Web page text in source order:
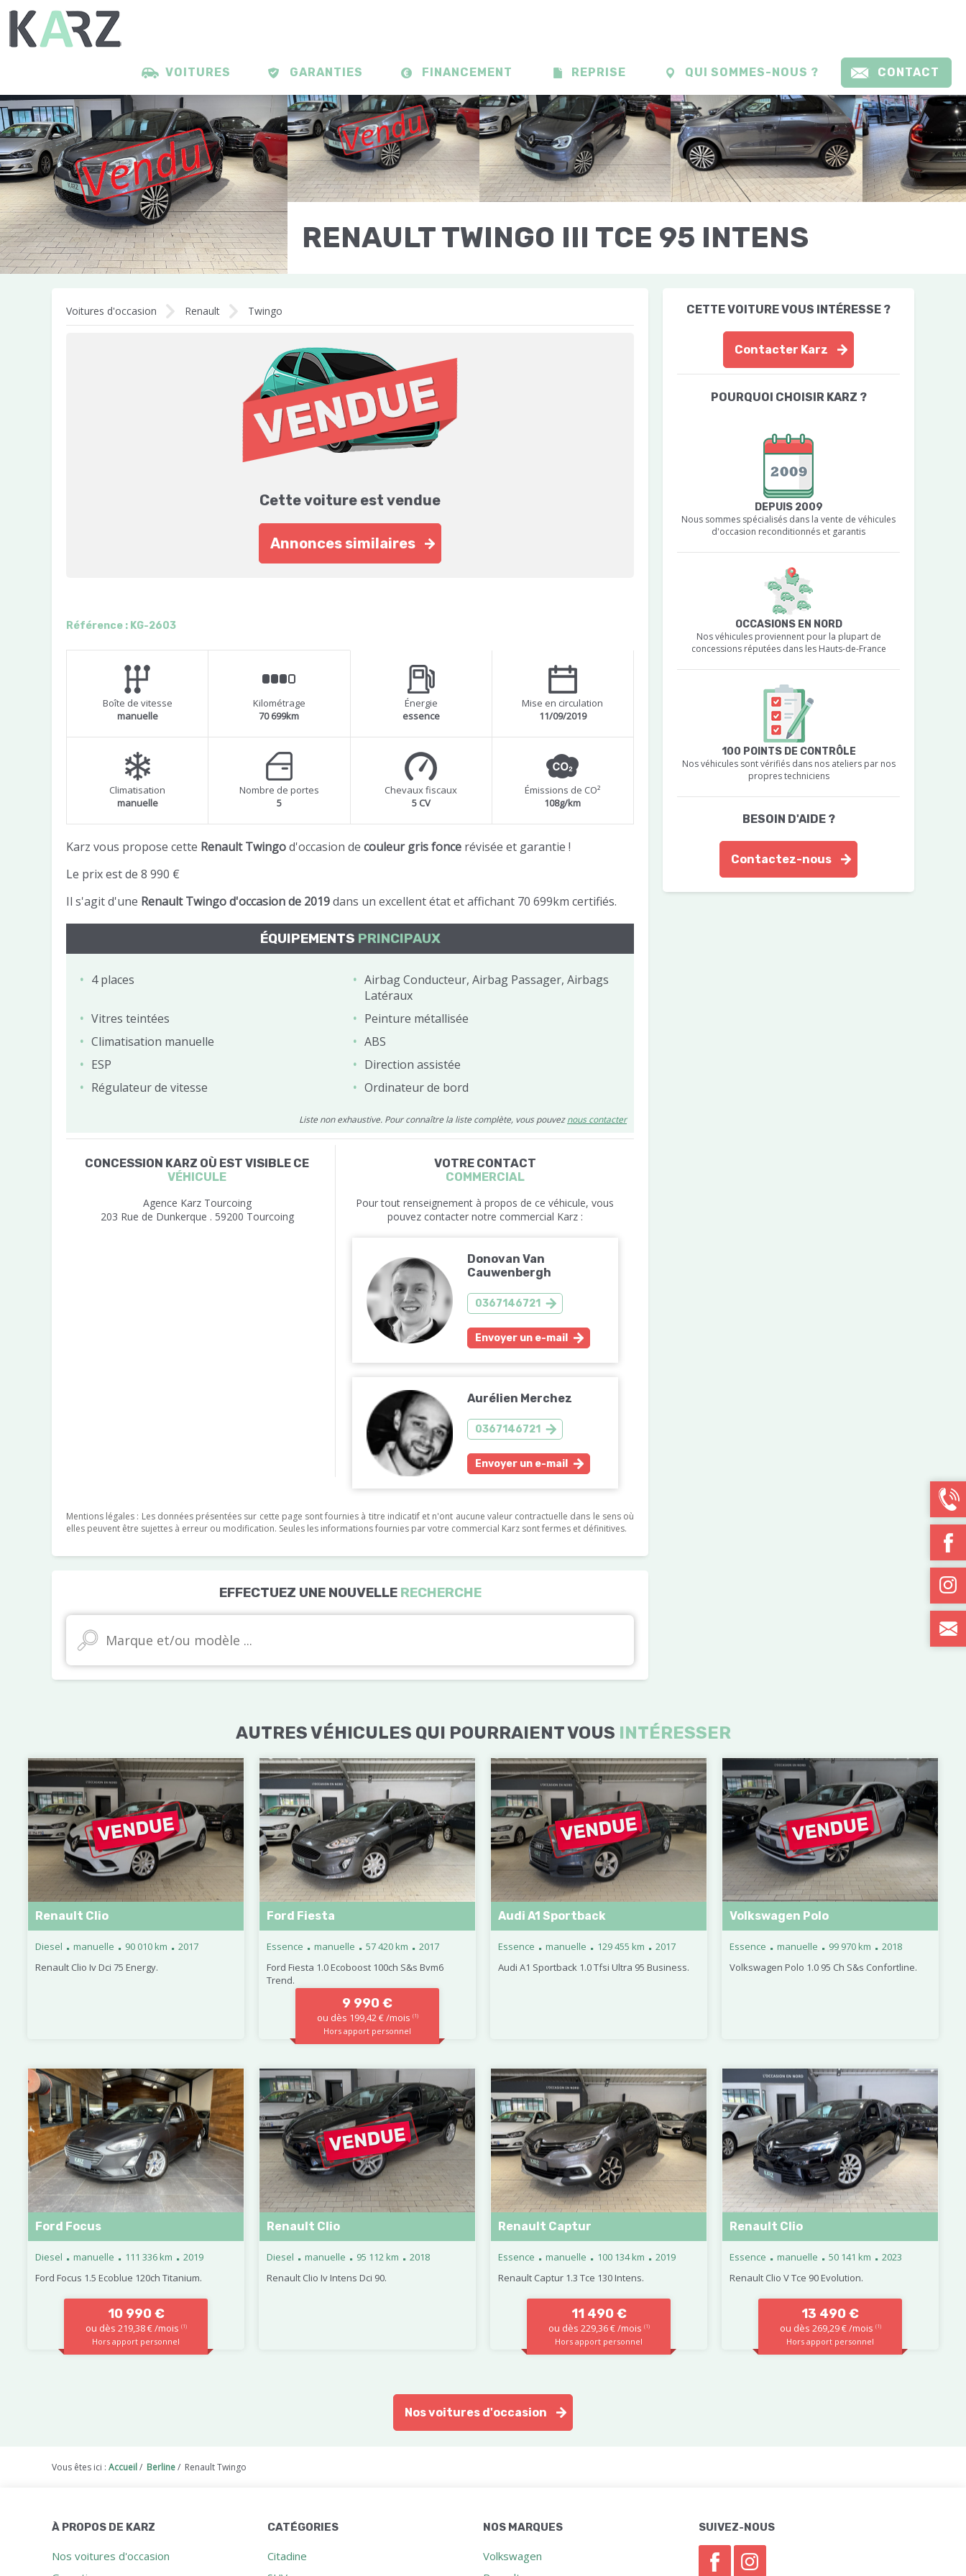
VOITURES GARANTIES FINANCEMENT REPRISE QUI SOMMES-NOUS ? CONTACT
RENAULT TWINGO III TCE 95 INTENS
Voitures d'occasion Renault Twingo
Cette voiture est vendue
Annonces similaires
Référence : KG-2603
Boîte de vitesse
manuelle
Kilométrage
70 699km
Énergie
essence
Mise en circulation
11/09/2019
Climatisation
manuelle
Nombre de portes
5
Chevaux fiscaux
5 CV
Émissions de CO²
108g/km
Karz vous propose cette Renault Twingod'occasion de couleur gris fonce révisée et garantie !
Le prix est de 8 990 €
Il s'agit d'une Renault Twingo d'occasion de 2019dans un excellent état et affichant 70 699km certifiés.
ÉQUIPEMENTS PRINCIPAUX
4 places
Airbag Conducteur, Airbag Passager, Airbags
Latéraux
Vitres teintées
Peinture métallisée
Climatisation manuelle
ABS
ESP
Direction assistée
Régulateur de vitesse
Ordinateur de bord
Liste non exhaustive. Pour connaître la liste complète, vous pouveznous contacter
CONCESSION KARZ OÙ EST VISIBLE CE
VÉHICULE
Agence Karz Tourcoing
203 Rue de Dunkerque . 59200 Tourcoing
VOTRE CONTACT
COMMERCIAL
Pour tout renseignement à propos de ce véhicule, vous
pouvez contacter notre commercial Karz :
Donovan Van
Cauwenbergh
0367146721
Envoyer un e-mail
Aurélien Merchez
0367146721
Envoyer un e-mail
Mentions légales : Les données présentées sur cette page sont fournies à titre indicatif et n'ont aucune valeur contractuelle dans le sens où
elles peuvent être sujettes à erreur ou modification. Seules les informations fournies par votre commercial Karz sont fermes et définitives.
CETTE VOITURE VOUS INTÉRESSE ?
Contacter Karz
POURQUOI CHOISIR KARZ ?
DEPUIS 2009
Nous sommes spécialisés dans la vente de véhicules
d'occasion reconditionnés et garantis
OCCASIONS EN NORD
Nos véhicules proviennent pour la plupart de
concessions réputées dans les Hauts-de-France
100 POINTS DE CONTRÔLE
Nos véhicules sont vérifiés dans nos ateliers par nos
propres techniciens
BESOIN D'AIDE ?
Contactez-nous
EFFECTUEZ UNE NOUVELLE RECHERCHE
AUTRES VÉHICULES QUI POURRAIENT VOUS INTÉRESSER
Renault Clio
Diesel . manuelle . 90 010 km . 2017
Renault Clio Iv Dci 75 Energy.
Ford Fiesta
Essence . manuelle . 57 420 km . 2017
Ford Fiesta 1.0 Ecoboost 100ch S&s Bvm6
Trend.
9 990 €
ou dès 199,42 € /mois (1)
Hors apport personnel
Audi A1 Sportback
Essence . manuelle . 129 455 km . 2017
Audi A1 Sportback 1.0 Tfsi Ultra 95 Business.
Volkswagen Polo
Essence . manuelle . 99 970 km . 2018
Volkswagen Polo 1.0 95 Ch S&s Confortline.
Ford Focus
Diesel . manuelle . 111 336 km . 2019
Ford Focus 1.5 Ecoblue 120ch Titanium.
10 990 €
ou dès 219,38 € /mois (1)
Hors apport personnel
Renault Clio
Diesel . manuelle . 95 112 km . 2018
Renault Clio Iv Intens Dci 90.
Renault Captur
Essence . manuelle . 100 134 km . 2019
Renault Captur 1.3 Tce 130 Intens.
11 490 €
ou dès 229,36 € /mois (1)
Hors apport personnel
Renault Clio
Essence . manuelle . 50 141 km . 2023
Renault Clio V Tce 90 Evolution.
13 490 €
ou dès 269,29 € /mois (1)
Hors apport personnel
Nos voitures d'occasion
Vous êtes ici : Accueil/ Berline/ Renault Twingo
À PROPOS DE KARZ
Nos voitures d'occasion
CATÉGORIES
Citadine
NOS MARQUES
Volkswagen
SUIVEZ-NOUS